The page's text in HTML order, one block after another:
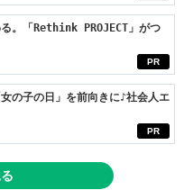
PR
。「Rethink PROJECT」がつ
PR
の子の日」を前向きに♪社会人エ